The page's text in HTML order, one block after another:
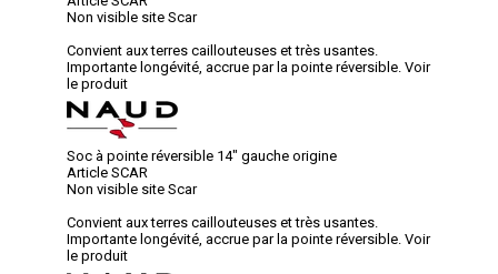
Non visible site Scar
Convient aux terres caillouteuses et très usantes.
Importante longévité, accrue par la pointe réversible. Voir
le produit
Soc à pointe réversible 14" gauche origine
Article SCAR
Non visible site Scar
Convient aux terres caillouteuses et très usantes.
Importante longévité, accrue par la pointe réversible. Voir
le produit